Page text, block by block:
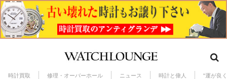
時計買取 修理・オーバーホール ニュース 時計と偉人 “運が良